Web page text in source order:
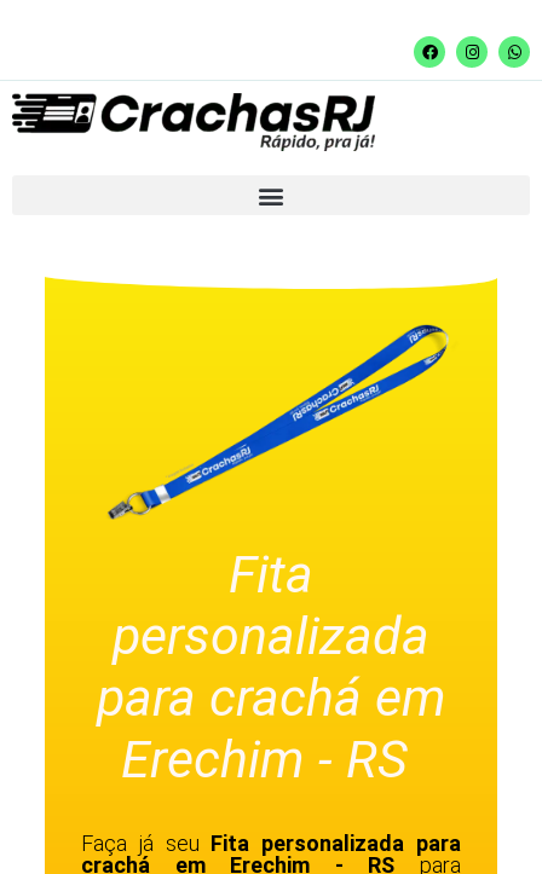
Fita
personalizada
para crachá em
Erechim - RS
Faça já seu Fita personalizada para
crachá em Erechim - RS para